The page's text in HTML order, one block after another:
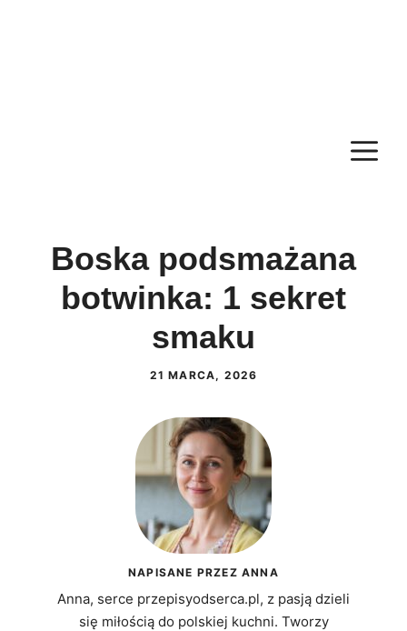
Boska podsmażana
botwinka: 1 sekret
smaku
21 MARCA, 2026
NAPISANE PRZEZ ANNA
Anna, serce przepisyodserca.pl, z pasją dzieli
się miłością do polskiej kuchni. Tworzy